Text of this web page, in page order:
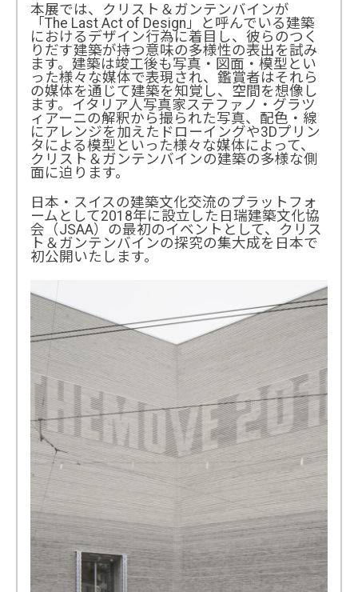
本展では、クリスト＆ガンテンバインが
「The Last Act of Design」と呼んでいる建築
におけるデザイン行為に着目し、彼らのつく
りだす建築が持つ意味の多様性の表出を試み
ます。建築は竣工後も写真・図面・模型とい
った様々な媒体で表現され、鑑賞者はそれら
の媒体を通じて建築を知覚し、空間を想像し
ます。イタリア人写真家ステファノ・グラツ
ィアーニの解釈から撮られた写真、配色・線
にアレンジを加えたドローイングや3Dプリン
タによる模型といった様々な媒体によって、
クリスト＆ガンテンバインの建築の多様な側
面に迫ります。
日本・スイスの建築文化交流のプラットフォ
ームとして2018年に設立した日瑞建築文化協
会（JSAA）の最初のイベントとして、クリス
ト＆ガンテンバインの探究の集大成を日本で
初公開いたします。